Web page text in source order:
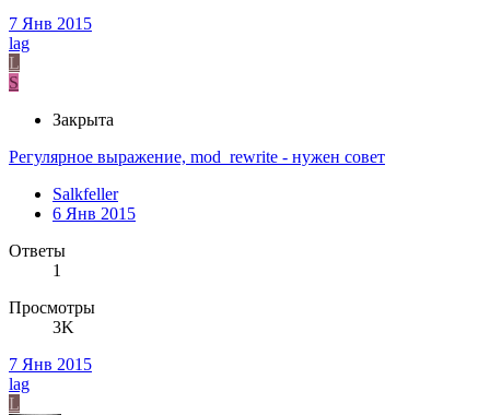
7 Янв 2015
lag
L
S
Закрыта
Регулярное выражение, mod_rewrite - нужен совет
Salkfeller
6 Янв 2015
Ответы
1
Просмотры
3K
7 Янв 2015
lag
L